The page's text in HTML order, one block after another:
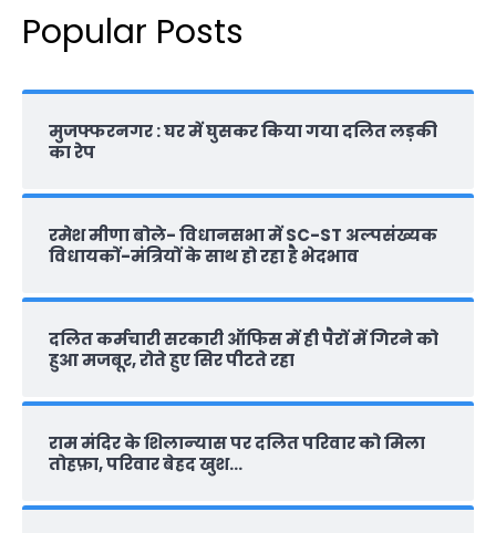
Popular Posts
मुजफ्फरनगर : घर में घुसकर किया गया दलित लड़की
का रेप
रमेश मीणा बोले- विधानसभा में SC-ST अल्पसंख्यक
विधायकों-मंत्रियों के साथ हो रहा है भेदभाव
दलित कर्मचारी सरकारी ऑफ‍िस में ही पैरों में गिरने को
हुआ मजबूर, रोते हुए सिर पीटते रहा
राम मंदिर के शिलान्‍यास पर दलित परिवार को मिला
तोहफ़ा, परिवार बेहद खुश…